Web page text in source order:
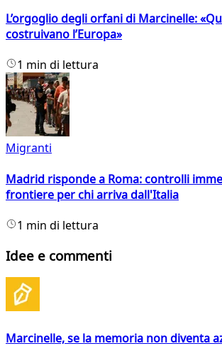
L’orgoglio degli orfani di Marcinelle:
costruivano l’Europa»
1 min di lettura
Migranti
Madrid risponde a Roma: controlli
frontiere per chi arriva dall'Italia
1 min di lettura
Idee e commenti
Marcinelle, se la memoria non diventa